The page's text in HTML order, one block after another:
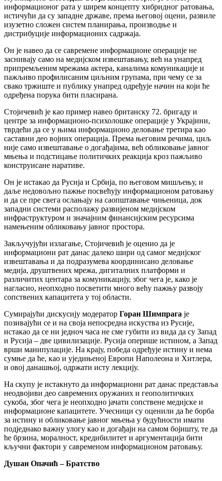
информационог рата у ширем концепту хибридног ратовања,
истичући да су западне државе, према његовој оцени, развиле
изузетно сложен систем планирања, производње и
дистрибуције информационих садржаја.
Он је навео да се савремене информационе операције не
заснивају само на медијском извештавању, већ на унапред
припремљеним мрежама актера, каналима комуникације и
пажљиво профилисаним циљним групама, при чему се за
свако тржиште и публику унапред одређује начин на који ће
одређена порука бити пласирана.
Стојичевић је као пример навео британску 72. бригаду и
центре за информационо-психолошке операције у Украјини,
тврдећи да се у њима информационо деловање третира као
саставни део војних операција. Према његовим речима, циљ
није само извештавање о догађајима, већ обликовање јавног
мњења и подстицање политичких реакција кроз пажљиво
конструисане наративе.
Он је истакао да Русија и Србија, по његовом мишљењу, и
даље недовољно пажње посвећују информационом ратовању
и да се пре свега ослањају на саопштавање чињеница, док
западни системи располажу развијеном медијском
инфраструктуром и значајним финансијским ресурсима
намењеним обликовању јавног простора.
Закључујући излагање, Стојичевић је оценио да је
информациони рат данас далеко шири од самог медијског
извештавања и да подразумева координисано деловање
медија, друштвених мрежа, дигиталних платформи и
различитих центара за комуникацију, због чега је, како је
нагласио, неопходно посветити много већу пажњу развоју
сопствених капацитета у тој области.
Сумирајући дискусију модератор Горан Шимпрага је
позивајући се и на своја непосредна искуства из Русије,
истакао да се ни једноч часа не сме губити из вида да су Запад
и Русија – две цивилизације. Русија оперише истином, а Запад
врши манипулације. На крају, победа одређује истину и нема
сумње да ће, као и уједињеној Европи Наполеона и Хитлера,
и овој данашњој, одржати исту лекцију.
На скупу је истакнуто да информациони рат данас представља
неодвојиви део савремених оружаних и геополитичких
сукоба, због чега је неопходно јачати сопствене медијске и
информационе капацитете. Учесници су оценили да ће борба
за истину и обликовање јавног мњења у будућности имати
подједнако важну улогу као и догађаји на самом бојишту, те да
ће брзина, моралност, кредибилитет и аргументација бити
кључни фактори у савременом информационом ратовању.
Душан Опачић – Братство